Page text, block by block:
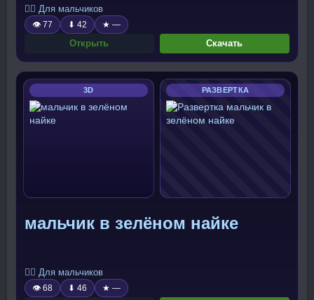
🧍‍♂️ Для мальчиков
👁 77 ⬇ 42 ★ —
Открыть Скачать
3D РАЗВЕРТКА
мальчик в зелёном найке
🧍‍♂️ Для мальчиков
👁 68 ⬇ 46 ★ —